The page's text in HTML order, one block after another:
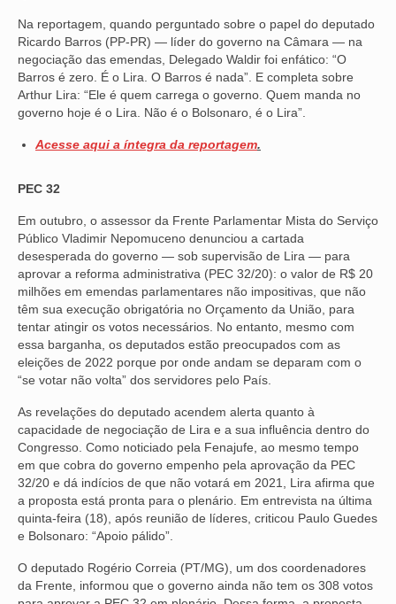
APOSENTADOS
AGENTES DE POLÍCIA JUDICIAL
ANALISTAS JUDICIÁRIOS
OFICIAIS DE JUSTIÇA
SAÚDE
SOLIDARIEDADE
TÉCNICOS JUDICIÁRIOS
TECNOLOGIA DA INFORMAÇÃO
Na reportagem, quando perguntado sobre o papel do deputado
Ricardo Barros (PP-PR) — líder do governo na Câmara — na
negociação das emendas, Delegado Waldir foi enfático: “O
Barros é zero. É o Lira. O Barros é nada”. E completa sobre
Arthur Lira: “Ele é quem carrega o governo. Quem manda no
governo hoje é o Lira. Não é o Bolsonaro, é o Lira”.
Acesse aqui a íntegra da reportagem.
PEC 32
Em outubro, o assessor da Frente Parlamentar Mista do Serviço
Público Vladimir Nepomuceno denunciou a cartada
desesperada do governo — sob supervisão de Lira — para
aprovar a reforma administrativa (PEC 32/20): o valor de R$ 20
milhões em emendas parlamentares não impositivas, que não
têm sua execução obrigatória no Orçamento da União, para
tentar atingir os votos necessários. No entanto, mesmo com
essa barganha, os deputados estão preocupados com as
eleições de 2022 porque por onde andam se deparam com o
“se votar não volta” dos servidores pelo País.
As revelações do deputado acendem alerta quanto à
capacidade de negociação de Lira e a sua influência dentro do
Congresso. Como noticiado pela Fenajufe, ao mesmo tempo
em que cobra do governo empenho pela aprovação da PEC
32/20 e dá indícios de que não votará em 2021, Lira afirma que
a proposta está pronta para o plenário. Em entrevista na última
quinta-feira (18), após reunião de líderes, criticou Paulo Guedes
e Bolsonaro: “Apoio pálido”.
O deputado Rogério Correia (PT/MG), um dos coordenadores
da Frente, informou que o governo ainda não tem os 308 votos